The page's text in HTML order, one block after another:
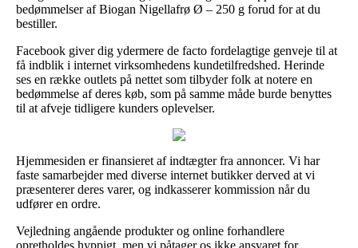
bedømmelser af Biogan Nigellafrø Ø – 250 g forud for at du
bestiller.
Facebook giver dig ydermere de facto fordelagtige genveje til at
få indblik i internet virksomhedens kundetilfredshed. Herinde
ses en række outlets på nettet som tilbyder folk at notere en
bedømmelse af deres køb, som på samme måde burde benyttes
til at afveje tidligere kunders oplevelser.
Hjemmesiden er finansieret af indtægter fra annoncer. Vi har
faste samarbejder med diverse internet butikker derved at vi
præsenterer deres varer, og indkasserer kommission når du
udfører en ordre.
Vejledning angående produkter og online forhandlere